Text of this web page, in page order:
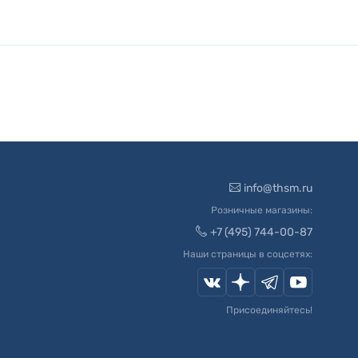
info@thsm.ru
Розничные магазины:
+7 (495) 744-00-87
Наши страницы в соцсетях:
Присоединяйтесь!